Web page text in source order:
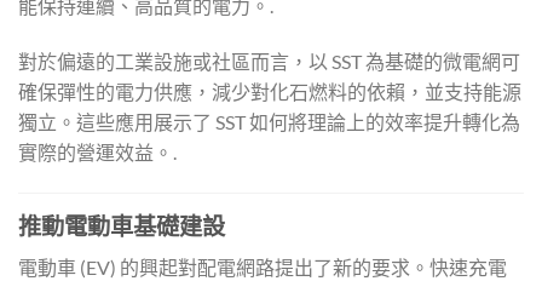
能保持連續、高品質的電力。.
對於偏遠的工業設施或社區而言，以 SST 為基礎的微電網可
確保彈性的電力供應，減少對化石燃料的依賴，並支持能源
獨立。這些應用展示了 SST 如何將理論上的效率提升轉化為
實際的營運效益。.
推動電動車基礎建設
電動車 (EV) 的興起對配電網路提出了新的要求。快速充電